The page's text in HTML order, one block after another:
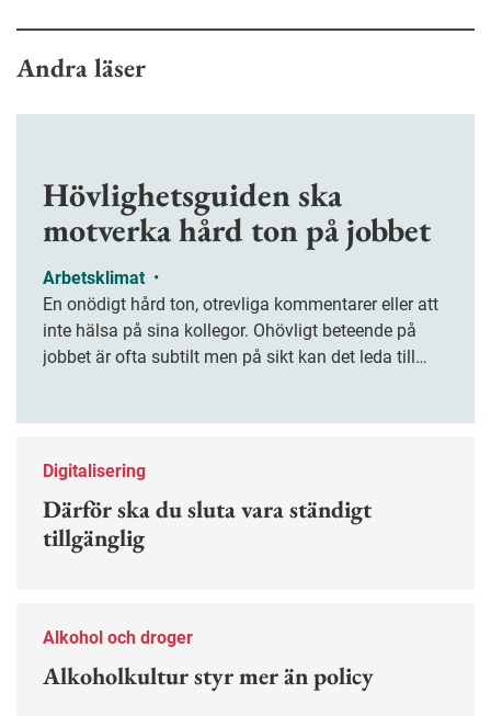
Andra läser
Hövlighetsguiden ska
motverka hård ton på jobbet
Arbetsklimat •
En onödigt hård ton, otrevliga kommentarer eller att
inte hälsa på sina kollegor. Ohövligt beteende på
jobbet är ofta subtilt men på sikt kan det leda till
Digitalisering
Därför ska du sluta vara ständigt
tillgänglig
Alkohol och droger
Alkoholkultur styr mer än policy